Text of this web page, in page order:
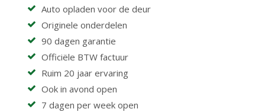
Auto opladen voor de deur
Originele onderdelen
90 dagen garantie
Officiële BTW factuur
Ruim 20 jaar ervaring
Ook in avond open
7 dagen per week open